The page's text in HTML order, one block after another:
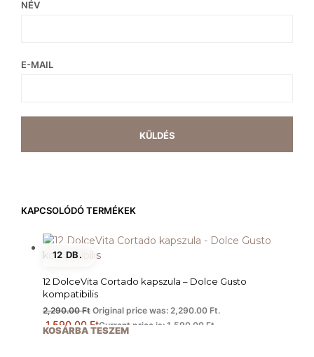
NÉV
E-MAIL
KAPCSOLÓDÓ TERMÉKEK
12 DB.
12 DolceVita Cortado kapszula – Dolce Gusto
kompatibilis
2,290.00Ft Original price was: 2,290.00 Ft.
1,590.00 FtCurrent price is: 1,590.00 Ft.
KOSÁRBA TESZEM